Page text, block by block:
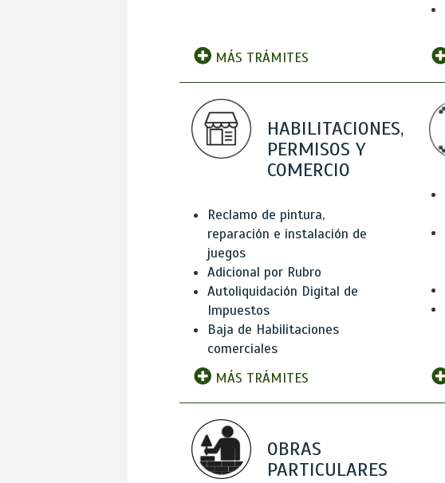
MÁS TRÁMITES
HABILITACIONES,
PERMISOS Y
COMERCIO
Reclamo de pintura,
reparación e instalación de
juegos
Adicional por Rubro
Autoliquidación Digital de
Impuestos
Baja de Habilitaciones
comerciales
MÁS TRÁMITES
OBRAS
PARTICULARES